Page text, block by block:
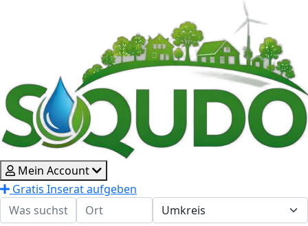
Mein Account
Gratis Inserat aufgeben